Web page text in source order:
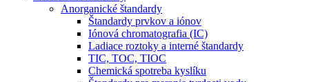
Anorganické štandardy
Štandardy prvkov a iónov
Iónová chromatografia (IC)
Ladiace roztoky a interné štandardy
TIC, TOC, TIOC
Chemická spotreba kyslíku